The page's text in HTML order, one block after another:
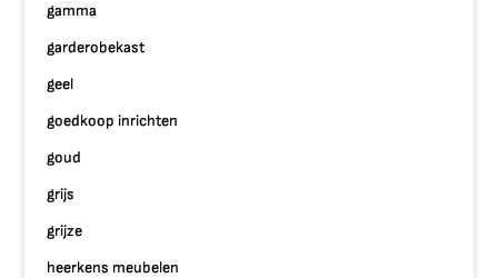
gamma
garderobekast
geel
goedkoop inrichten
goud
grijs
grijze
heerkens meubelen